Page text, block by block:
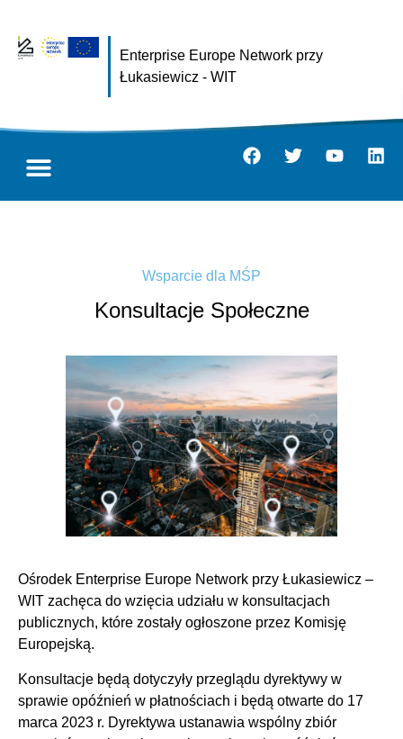
Enterprise Europe Network przy
Łukasiewicz - WIT
Wsparcie dla MŚP
Konsultacje Społeczne
Ośrodek Enterprise Europe Network przy Łukasiewicz –
WIT zachęca do wzięcia udziału w konsultacjach
publicznych, które zostały ogłoszone przez Komisję
Europejską.
Konsultacje będą dotyczyły przeglądu dyrektywy w
sprawie opóźnień w płatnościach i będą otwarte do 17
marca 2023 r. Dyrektywa ustanawia wspólny zbiór